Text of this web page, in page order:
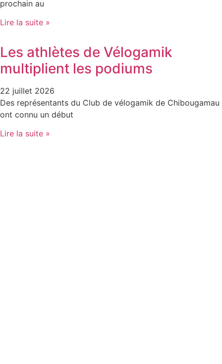
prochain au
Lire la suite »
Les athlètes de Vélogamik
multiplient les podiums
22 juillet 2026
Des représentants du Club de vélogamik de Chibougamau
ont connu un début
Lire la suite »